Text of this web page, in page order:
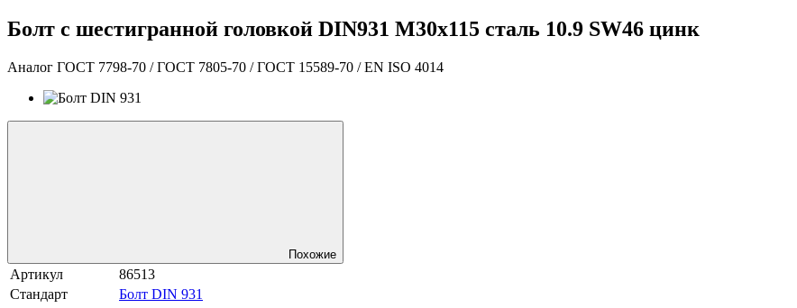
Болт с шестигранной головкой DIN931 М30х115 сталь 10.9 SW46 цинк
Аналог ГОСТ 7798-70 / ГОСТ 7805-70 / ГОСТ 15589-70 / EN ISO 4014
Похожие
Артикул
86513
Стандарт
Болт DIN 931